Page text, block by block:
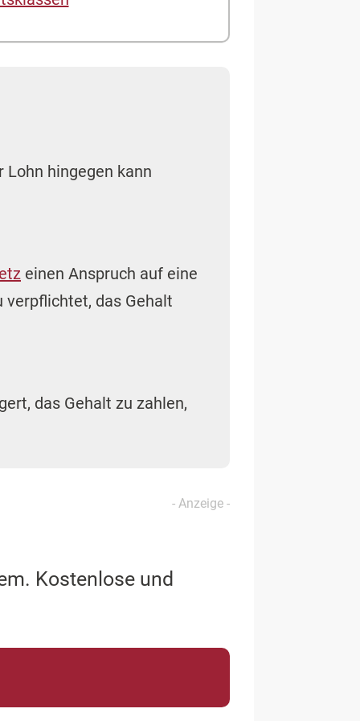
hingegen kann
einen Anspruch auf eine
verpflichtet, das Gehalt
das Gehalt zu zahlen,
Kostenlose und